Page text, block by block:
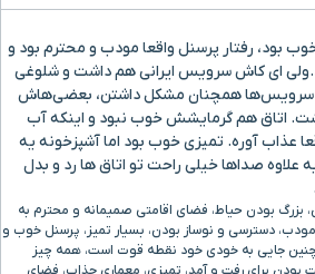
بود، رفتار پرسنل واقعا مودب و محترم بود و
ای کاش سرویس ایرانی هم داشت و شلوغی
سرویس‌ها همچنان مشکل داشتن، بعضی‌هاش
اتاق هم گرمایشش خوب نبود و اینکه آب
عذاب آوره. تمیزی خوب بود اما آشپزخونه یه
صداها خیلی راحت تو اتاق ها رد و بدل
بزرگ بودن حیاط، فضای اقامتی صمیمانه و محترم به
دسترسی و نوساز بودن، بسیار تمیز، پرسنل خوب و
جایی به خودی خود نقطه قوت است، همه چیز